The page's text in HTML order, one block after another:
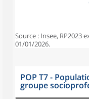
Source : Insee, RP2023
01/01/2026.
POP T7 -
groupe